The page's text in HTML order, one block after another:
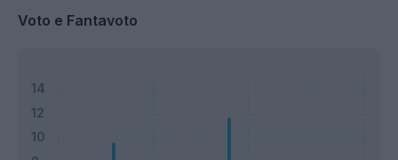
Voto e Fantavoto